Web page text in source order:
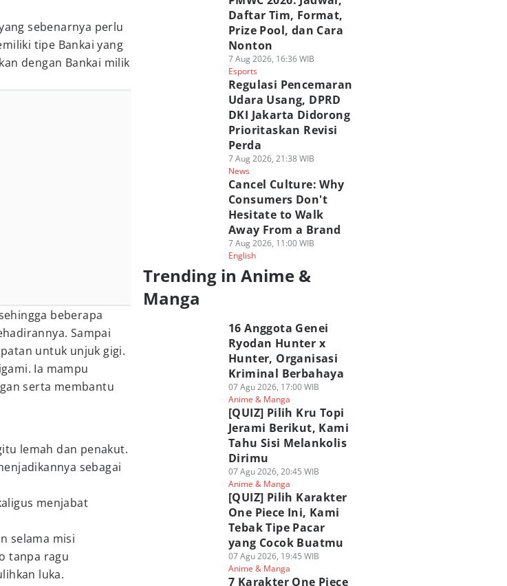
sebenarnya perlu
tipe Bankai yang
dengan Bankai milik
beberapa
Sampai
untuk unjuk gigi.
Ia mampu
serta membantu
lemah dan penakut.
sebagai
menjabat
selama misi
tanpa ragu
luka.
Daftar Tim, Format,
Prize Pool, dan Cara
Nonton
7 Aug 2026, 16:36 WIB
Esports
Regulasi Pencemaran
Udara Usang, DPRD
DKI Jakarta Didorong
Prioritaskan Revisi
Perda
7 Aug 2026, 21:38 WIB
News
Cancel Culture: Why
Consumers Don't
Hesitate to Walk
Away From a Brand
7 Aug 2026, 11:00 WIB
English
Trending in Anime &
Manga
16 Anggota Genei
Ryodan Hunter x
Hunter, Organisasi
Kriminal Berbahaya
07 Agu 2026, 17:00 WIB
Anime & Manga
[QUIZ] Pilih Kru Topi
Jerami Berikut, Kami
Tahu Sisi Melankolis
Dirimu
07 Agu 2026, 20:45 WIB
Anime & Manga
[QUIZ] Pilih Karakter
One Piece Ini, Kami
Tebak Tipe Pacar
yang Cocok Buatmu
07 Agu 2026, 19:45 WIB
Anime & Manga
7 Karakter One Piece